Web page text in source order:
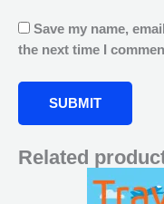
Save my name,
the next time I
Related